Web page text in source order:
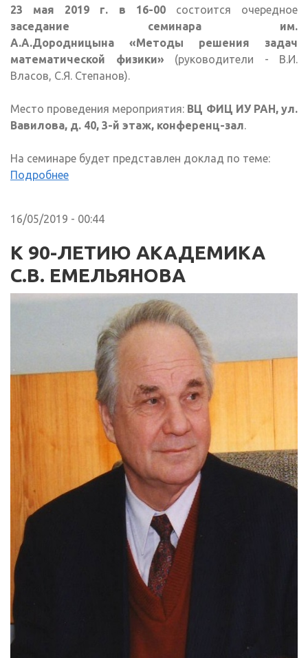
23 мая 2019 г. в 16-00состоится очередное
заседание семинара им.
А.А.Дородницына «Методы решения задач
математической физики» (руководители - В.И.
Власов, С.Я. Степанов).
Место проведения мероприятия: ВЦ ФИЦ ИУ РАН, ул.
Вавилова, д. 40, 3-й этаж, конференц-зал.
На семинаре будет представлен доклад по теме:
Подробнее
16/05/2019 - 00:44
К 90-ЛЕТИЮ АКАДЕМИКА
С.В. ЕМЕЛЬЯНОВА